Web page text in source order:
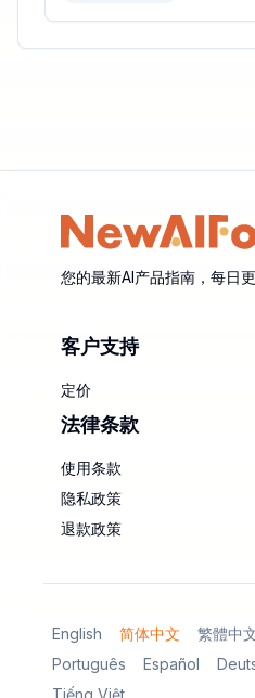
您的最新AI产品指南，每日更
客户支持
定价
法律条款
使用条款
隐私政策
退款政策
English 简体中文 繁體中
Português
Español
Tiếng Việt